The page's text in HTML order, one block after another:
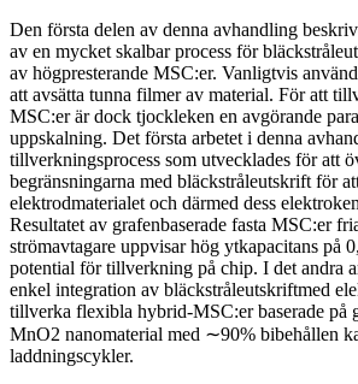
Den första delen av denna avhandling
av en mycket skalbar process för
av högpresterande MSC:er. Vanligtvis
att avsätta tunna filmer av material. För att
MSC:er är dock tjockleken en avgörande
uppskalning. Det första arbetet i denna
tillverkningsprocess som utvecklades för att
begränsningarna med bläckstråleutskrift för
elektrodmaterialet och därmed dess
Resultatet av grafenbaserade fasta MSC:er
strömavtagare uppvisar hög ytkapacitans på
potential för tillverkning på chip. I det andra
enkel integration av bläckstråleutskriftmed
tillverka flexibla hybrid-MSC:er baserade på
MnO2 nanomaterial med ∼90% bibehållen
laddningscykler.